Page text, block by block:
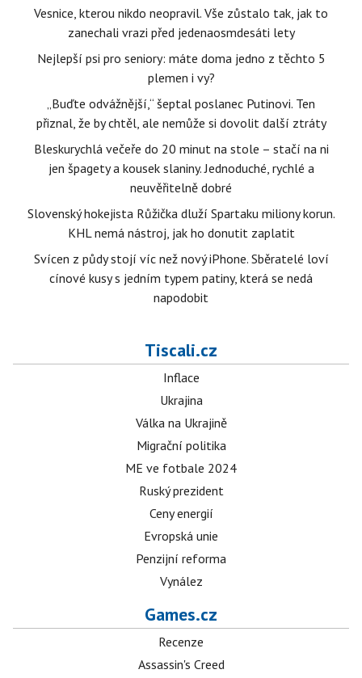
Vesnice, kterou nikdo neopravil. Vše zůstalo tak, jak to
zanechali vrazi před jedenaosmdesáti lety
Nejlepší psi pro seniory: máte doma jedno z těchto 5
plemen i vy?
„Buďte odvážnější,“ šeptal poslanec Putinovi. Ten
přiznal, že by chtěl, ale nemůže si dovolit další ztráty
Bleskurychlá večeře do 20 minut na stole – stačí na ni
jen špagety a kousek slaniny. Jednoduché, rychlé a
neuvěřitelně dobré
Slovenský hokejista Růžička dluží Spartaku miliony korun.
KHL nemá nástroj, jak ho donutit zaplatit
Svícen z půdy stojí víc než nový iPhone. Sběratelé loví
cínové kusy s jedním typem patiny, která se nedá
napodobit
Tiscali.cz
Inflace
Ukrajina
Válka na Ukrajině
Migrační politika
ME ve fotbale 2024
Ruský prezident
Ceny energií
Evropská unie
Penzijní reforma
Vynález
Games.cz
Recenze
Assassin's Creed